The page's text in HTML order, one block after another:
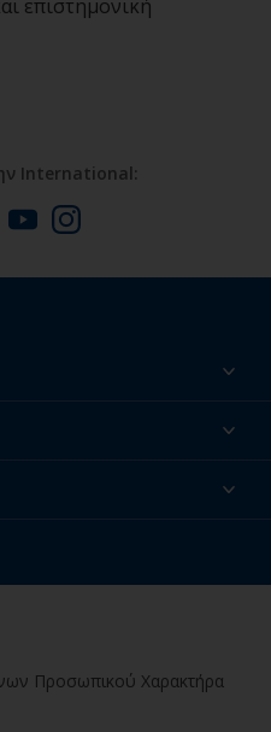
επιστημονική
International:
Προσωπικού Χαρακτήρα